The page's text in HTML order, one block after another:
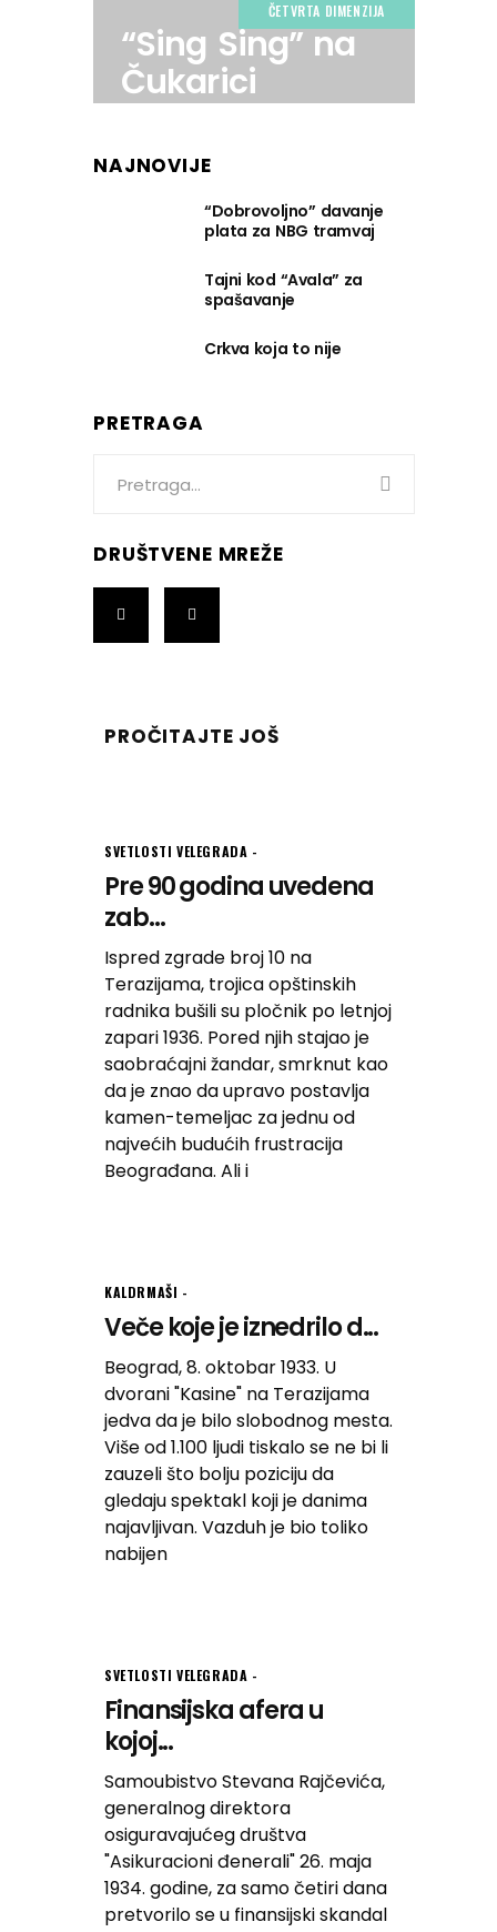
ČETVRTA DIMENZIJA
“Sing Sing” na
Čukarici
NAJNOVIJE
“Dobrovoljno” davanje
plata za NBG tramvaj
Tajni kod “Avala” za
spašavanje
Crkva koja to nije
PRETRAGA
DRUŠTVENE MREŽE
PROČITAJTE JOŠ
SVETLOSTI VELEGRADA
Pre 90 godina uvedena
zab...
Ispred zgrade broj 10 na
Terazijama, trojica opštinskih
radnika bušili su pločnik po letnjoj
zapari 1936. Pored njih stajao je
saobraćajni žandar, smrknut kao
da je znao da upravo postavlja
kamen-temeljac za jednu od
najvećih budućih frustracija
Beograđana. Ali i
KALDRMAŠI
Veče koje je iznedrilo d...
Beograd, 8. oktobar 1933. U
dvorani "Kasine" na Terazijama
jedva da je bilo slobodnog mesta.
Više od 1.100 ljudi tiskalo se ne bi li
zauzeli što bolju poziciju da
gledaju spektakl koji je danima
najavljivan. Vazduh je bio toliko
nabijen
SVETLOSTI VELEGRADA
Finansijska afera u
kojoj...
Samoubistvo Stevana Rajčevića,
generalnog direktora
osiguravajućeg društva
"Asikuracioni đenerali" 26. maja
1934. godine, za samo četiri dana
pretvorilo se u finansijski skandal